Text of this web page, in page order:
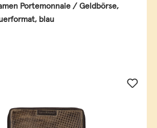
Portemonnaie / Geldbörse,
blau